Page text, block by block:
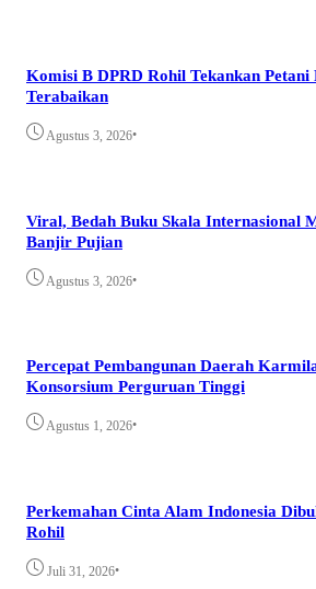
Komisi B DPRD Rohil Tekankan Petani
Terabaikan
Agustus 3, 2026•
Viral, Bedah Buku Skala Internasional
Banjir Pujian
Agustus 3, 2026•
Percepat Pembangunan Daerah
Konsorsium Perguruan Tinggi
Agustus 1, 2026•
Perkemahan Cinta Alam Indonesia
Rohil
Juli 31, 2026•